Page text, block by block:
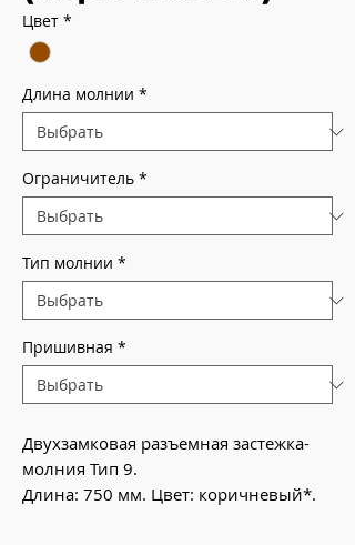
Цвет *
Длина молнии *
Ограничитель *
Тип молнии *
Пришивная *
Двухзамковая разъемная застежка-
молния Тип 9.
Длина: 750 мм. Цвет: коричневый*.